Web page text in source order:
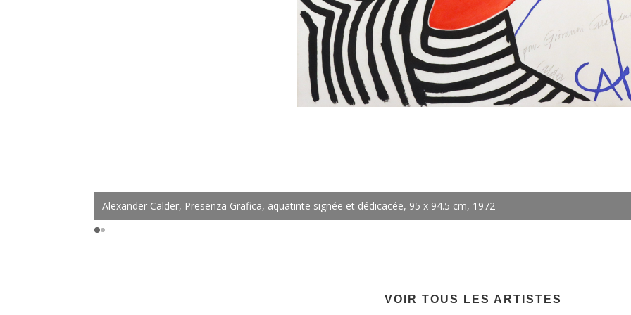
Alexander Calder, Presenza Grafica, aquatinte signée et dédicacée, 95 x 94.5 cm, 1972
VOIR TOUS LES ARTISTES